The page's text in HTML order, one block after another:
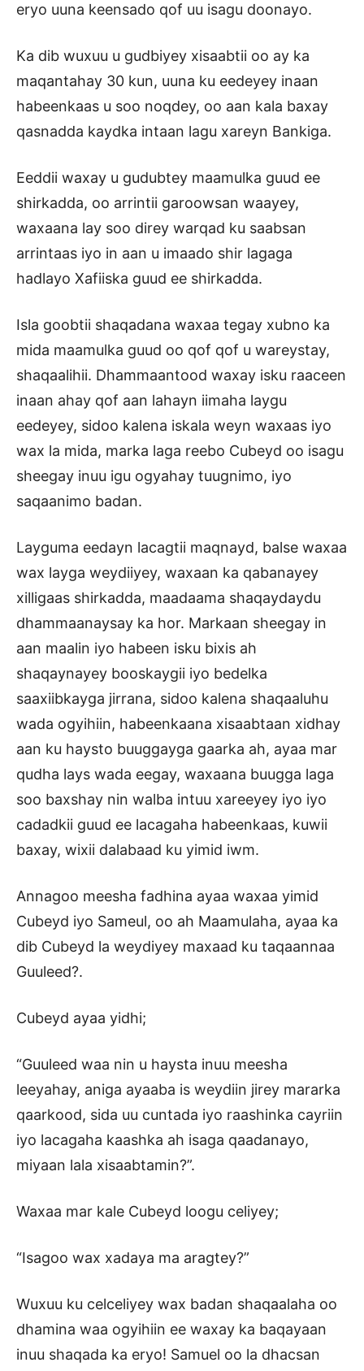
eryo uuna keensado qof uu isagu doonayo.
Ka dib wuxuu u gudbiyey xisaabtii oo ay ka
maqantahay 30 kun, uuna ku eedeyey inaan
habeenkaas u soo noqdey, oo aan kala baxay
qasnadda kaydka intaan lagu xareyn Bankiga.
Eeddii waxay u gudubtey maamulka guud ee
shirkadda, oo arrintii garoowsan waayey,
waxaana lay soo direy warqad ku saabsan
arrintaas iyo in aan u imaado shir lagaga
hadlayo Xafiiska guud ee shirkadda.
Isla goobtii shaqadana waxaa tegay xubno ka
mida maamulka guud oo qof qof u wareystay,
shaqaalihii. Dhammaantood waxay isku raaceen
inaan ahay qof aan lahayn iimaha laygu
eedeyey, sidoo kalena iskala weyn waxaas iyo
wax la mida, marka laga reebo Cubeyd oo isagu
sheegay inuu igu ogyahay tuugnimo, iyo
saqaanimo badan.
Layguma eedayn lacagtii maqnayd, balse waxaa
wax layga weydiiyey, waxaan ka qabanayey
xilligaas shirkadda, maadaama shaqaydaydu
dhammaanaysay ka hor. Markaan sheegay in
aan maalin iyo habeen isku bixis ah
shaqaynayey booskaygii iyo bedelka
saaxiibkayga jirrana, sidoo kalena shaqaaluhu
wada ogyihiin, habeenkaana xisaabtaan xidhay
aan ku haysto buuggayga gaarka ah, ayaa mar
qudha lays wada eegay, waxaana buugga laga
soo baxshay nin walba intuu xareeyey iyo iyo
cadadkii guud ee lacagaha habeenkaas, kuwii
baxay, wixii dalabaad ku yimid iwm.
Annagoo meesha fadhina ayaa waxaa yimid
Cubeyd iyo Sameul, oo ah Maamulaha, ayaa ka
dib Cubeyd la weydiyey maxaad ku taqaannaa
Guuleed?.
Cubeyd ayaa yidhi;
“Guuleed waa nin u haysta inuu meesha
leeyahay, aniga ayaaba is weydiin jirey mararka
qaarkood, sida uu cuntada iyo raashinka cayriin
iyo lacagaha kaashka ah isaga qaadanayo,
miyaan lala xisaabtamin?”.
Waxaa mar kale Cubeyd loogu celiyey;
“Isagoo wax xadaya ma aragtey?”
Wuxuu ku celceliyey wax badan shaqaalaha oo
dhamina waa ogyihiin ee waxay ka baqayaan
inuu shaqada ka eryo! Samuel oo la dhacsan